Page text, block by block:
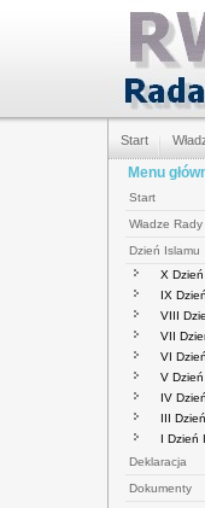
Start
Menu
Start
Władze Rady
Dzień Islamu
X
IX
VIII
VII
VI
V
IV
III
I Dzień
Deklaracja
Dokumenty